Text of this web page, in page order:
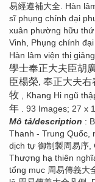
易經遵補大全. Hàn
sĩ phụng chính đại
xuân phường hữu
Vinh, Phụng chính
Hàn lâm viện thị
學士奉正大夫臣胡
臣楊榮, 奉正大夫
牧 , Khang Hi ngũ
年 . 93 Images; 27 x
Mô tả/description :
Thanh - Trung Quốc,
dịch tự 御制製周易序,
Thượng hạ thiên
tổng mục 周易傳義大